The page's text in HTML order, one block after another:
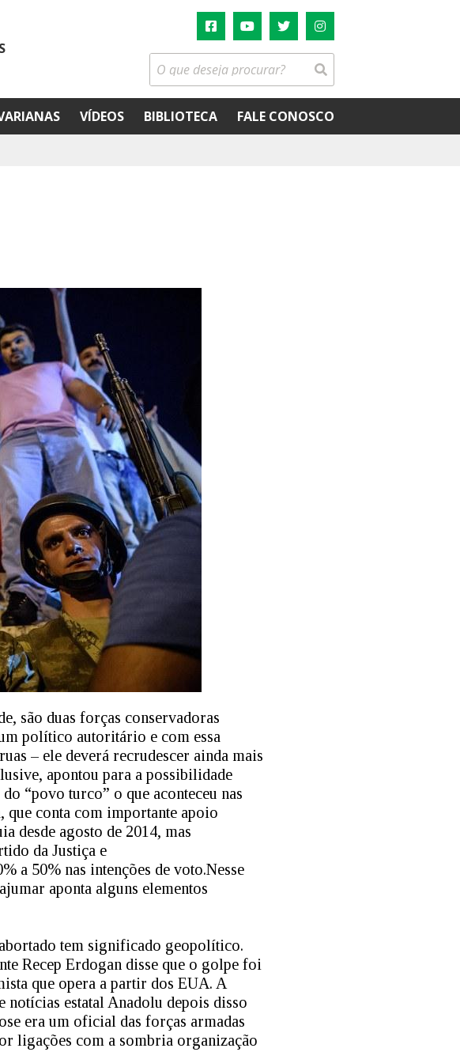
VÍDEOS BIBLIOTECA FALE CONOSCO
são duas forças conservadoras
político autoritário e com essa
– ele deverá recrudescer ainda mais
apontou para a possibilidade
“povo turco” o que aconteceu nas
que conta com importante apoio
desde agosto de 2014, mas
da Justiça e
a 50% nas intenções de voto.Nesse
aponta alguns elementos
tem significado geopolítico.
Recep Erdogan disse que o golpe foi
que opera a partir dos EUA. A
notícias estatal Anadolu depois disso
era um oficial das forças armadas
ligações com a sombria organização